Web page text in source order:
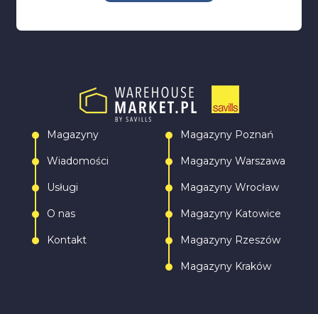
Magazyny
Wiadomości
Usługi
O nas
Kontakt
Magazyny Poznań
Magazyny Warszawa
Magazyny Wrocław
Magazyny Katowice
Magazyny Rzeszów
Magazyny Kraków